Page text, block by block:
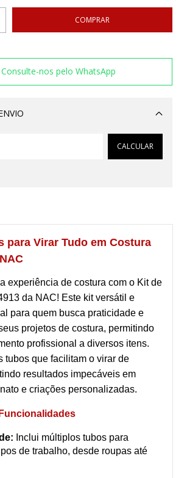
Consulte-nos pelo WhatsApp
Alterar CEP
CALCULAR
para Virar Tudo em Costura
experiência de costura com o Kit de
da NAC! Este kit versátil e
para quem busca praticidade e
projetos de costura, permitindo
profissional a diversos itens.
tubos que facilitam o virar de
resultados impecáveis em
e criações personalizadas.
Inclui múltiplos tubos para
de trabalho, desde roupas até